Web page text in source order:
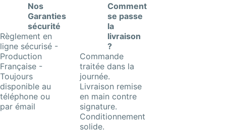
Nos
Garanties
sécurité
Règlement en
ligne sécurisé -
Production
Française -
Toujours
disponible au
téléphone ou
par émail
Comment
se passe
la
livraison
?
Commande
traitée dans la
journée.
Livraison remise
en main contre
signature.
Conditionnement
solide.